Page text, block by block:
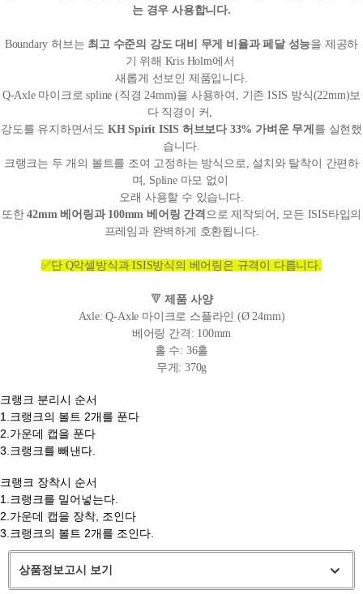
는 경우 사용합니다.
Boundary 허브는 최고 수준의 강도 대비 무게 비율과 페달 성능을 제공하
기 위해 Kris Holm에서
새롭게 선보인 제품입니다.
Q-Axle 마이크로 spline (직경 24mm)을 사용하여, 기존 ISIS 방식(22mm)보
다 직경이 커,
강도를 유지하면서도 KH Spirit ISIS 허브보다 33% 가벼운 무게 를 실현했
습니다.
크랭크는 두 개의 볼트를 조여 고정하는 방식으로, 설치와 탈착이 간편하
며, Spline 마모 없이
오래 사용할 수 있습니다.
또한 42mm 베어링과 100mm 베어링 간격 으로 제작되어, 모든 ISIS타입의
프레임과 완벽하게 호환됩니다.
✅단 Q악셀방식과 ISIS방식의 베어링은 규격이 다릅니다.
🔻 제품 사양
Axle: Q-Axle 마이크로 스플라인 (Ø 24mm)
베어링 간격: 100mm
홀 수: 36홀
무게: 370g
크랭크 분리시 순서
1.크랭크의 볼트 2개를 푼다
2.가운데 캡을 푼다
3.크랭크를 빼낸다.
크랭크 장착시 순서
1.크랭크를 밀어넣는다.
2.가운데 캡을 장착, 조인다
3.크랭크의 볼트 2개를 조인다.
상품정보고시 보기